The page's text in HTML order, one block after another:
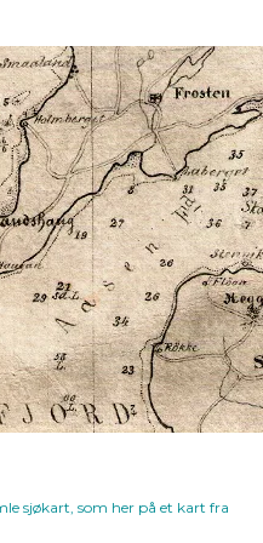
sjøkart, som her på et kart fra